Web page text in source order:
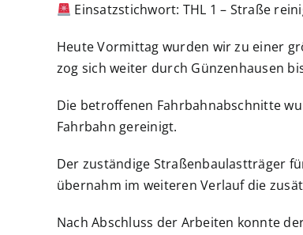
Einsatzstichwort: THL 1 – Straße
Heute Vormittag wurden wir zu einer
zog sich weiter durch Günzenhausen
Die betroffenen Fahrbahnabschnitte
Fahrbahn gereinigt.
Der zuständige Straßenbaulastträger
übernahm im weiteren Verlauf die
Nach Abschluss der Arbeiten konnte